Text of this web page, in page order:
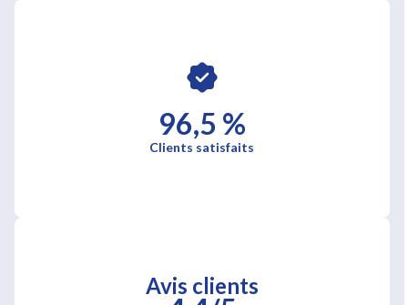
96,5 %
Clients satisfaits
Avis clients